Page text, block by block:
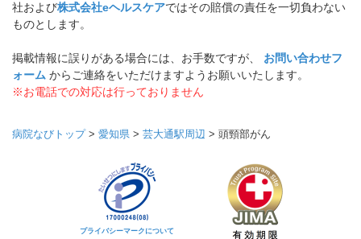
社および株式会社eヘルスケアではその賠償の責任を一切負わない
ものとします。
掲載情報に誤りがある場合には、お手数ですが、 お問い合わせフ
ォーム からご連絡をいただけますようお願いいたします。
※お電話での対応は行っておりません
病院なびトップ> 愛知県 > 芸大通駅周辺 > 頭頸部がん
プライバシーマークについて